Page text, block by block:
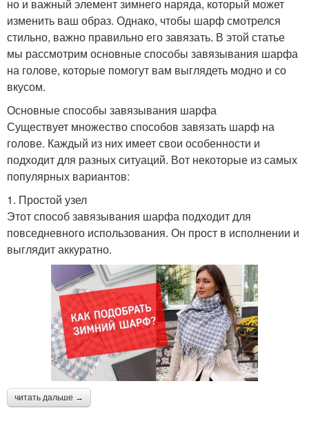
но и важный элемент зимнего наряда, который может
изменить ваш образ. Однако, чтобы шарф смотрелся
стильно, важно правильно его завязать. В этой статье
мы рассмотрим основные способы завязывания шарфа
на голове, которые помогут вам выглядеть модно и со
вкусом.
Основные способы завязывания шарфа
Существует множество способов завязать шарф на
голове. Каждый из них имеет свои особенности и
подходит для разных ситуаций. Вот некоторые из самых
популярных вариантов:
1. Простой узел
Этот способ завязывания шарфа подходит для
повседневного использования. Он прост в исполнении и
выглядит аккуратно.
читать дальше →